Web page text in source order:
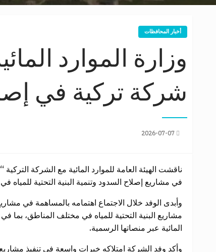
أخبار المحافظات
وزارة الموارد
شركة تركية في
2026-07-07
في مشاريع إصلاح السدود وتنمية البنية التحتية للمياه
وأبدى الوفد خلال الاجتماع اهتمامه بالمساهمة في
مشاريع البنية التحتية للمياه في مختلف المناطق، بما
المائية عبر منصاتها الرسمية.
وأكد وفد الشركة امتلاكه خبرات واسعة في تنفيذ مشاريع